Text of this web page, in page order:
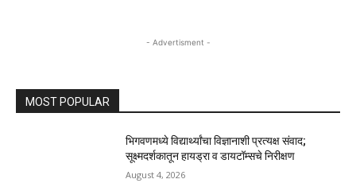
- Advertisment -
MOST POPULAR
भिगवणमध्ये विद्यार्थ्यांचा विज्ञानाशी प्रत्यक्ष संवाद;
सूक्ष्मदर्शकातून हायड्रा व डायटॉम्सचे निरीक्षण
August 4, 2026